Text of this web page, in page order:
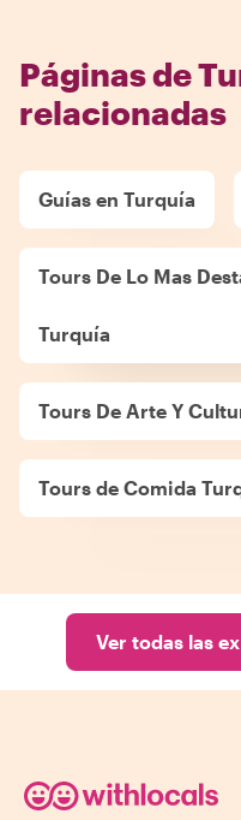
Páginas de
relacionadas
Guías en Turquía
Tours De Lo Mas
Turquía
Tours De Arte Y
Tours de Comida
Ver todas las